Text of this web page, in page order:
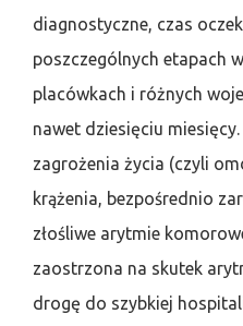
diagnostyczne, czas
poszczególnych etapach
placówkach i różnych
nawet dziesięciu
zagrożenia życia (czyli
krążenia, bezpośrednio
złośliwe arytmie
zaostrzona na skutek
drogę do szybkiej